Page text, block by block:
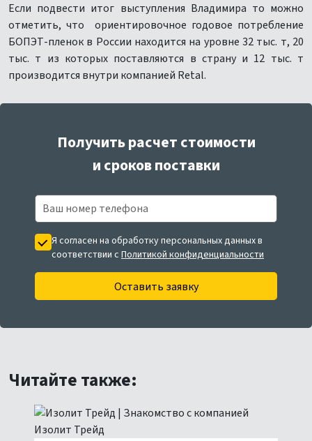
Если подвести итог выступления Владимира то можно
отметить, что ориентировочное годовое потребление
БОПЭТ-пленок в России находится на уровне 32 тыс. т, 20
тыс. т из которых поставляются в страну и 12 тыс. т
производится внутри компанией Retal.
Получить расчет стоимости
и сроков поставки
Я согласен на обработку персональных данных в
соответствии с Политикой конфиденциальности
Оставить заявку
Читайте также: